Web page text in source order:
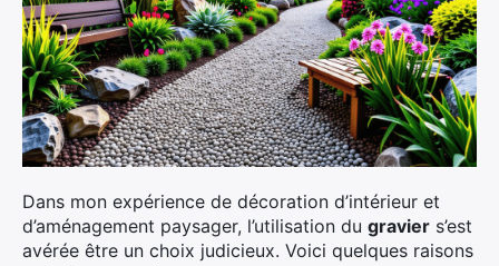
Dans mon expérience de décoration d’intérieur et
d’aménagement paysager, l’utilisation du gravier s’est
avérée être un choix judicieux. Voici quelques raisons